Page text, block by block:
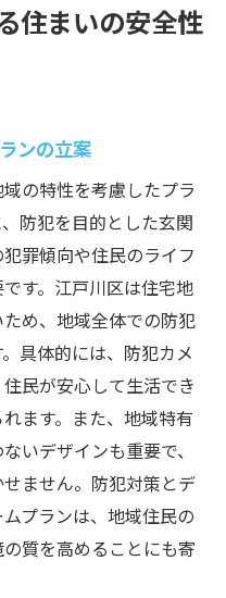
住まいの安全性
ンの立案
の特性を考慮したプラ
防犯を目的とした玄関
罪傾向や住民のライフ
す。江戸川区は住宅地
め、地域全体での防犯
具体的には、防犯カメ
民が安心して生活でき
ます。また、地域特有
いデザインも重要で、
ません。防犯対策とデ
プランは、地域住民の
質を高めることにも寄